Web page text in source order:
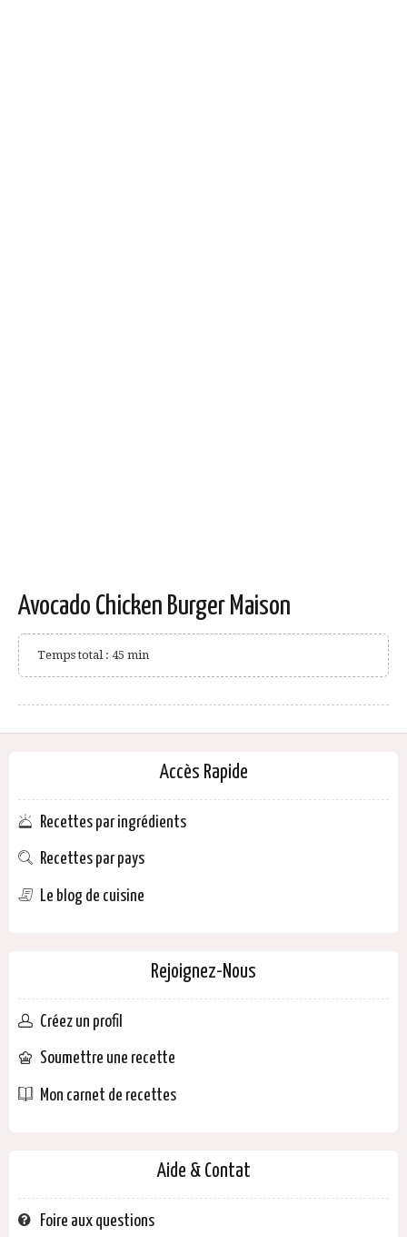
Avocado Chicken Burger Maison
Temps total : 45 min
Accès Rapide
Recettes par ingrédients
Recettes par pays
Le blog de cuisine
Rejoignez-Nous
Créez un profil
Soumettre une recette
Mon carnet de recettes
Aide & Contat
Foire aux questions